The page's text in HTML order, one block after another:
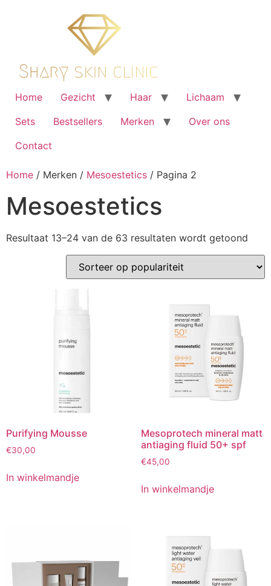
Home Gezicht Haar
Lichaam
Sets
Bestsellers Merken
Over ons
Contact
Home / Merken / Mesoestetics / Pagina 2
Mesoestetics
Resultaat 13–24 van de 63 resultaten wordt getoond
op
Purifying Mousse
€30,00
In winkelmandje
Mesoprotech mineral matt
antiaging fluid 50+ spf
€45,00
In winkelmandje